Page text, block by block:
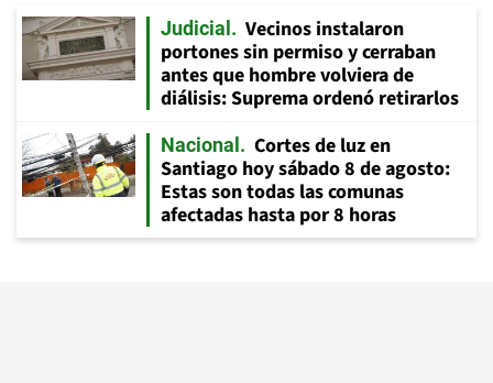
Judicial
Vecinos instalaron
portones sin permiso y cerraban
antes que hombre volviera de
diálisis: Suprema ordenó retirarlos
Nacional
Cortes de luz en
Santiago hoy sábado 8 de agosto:
Estas son todas las comunas
afectadas hasta por 8 horas